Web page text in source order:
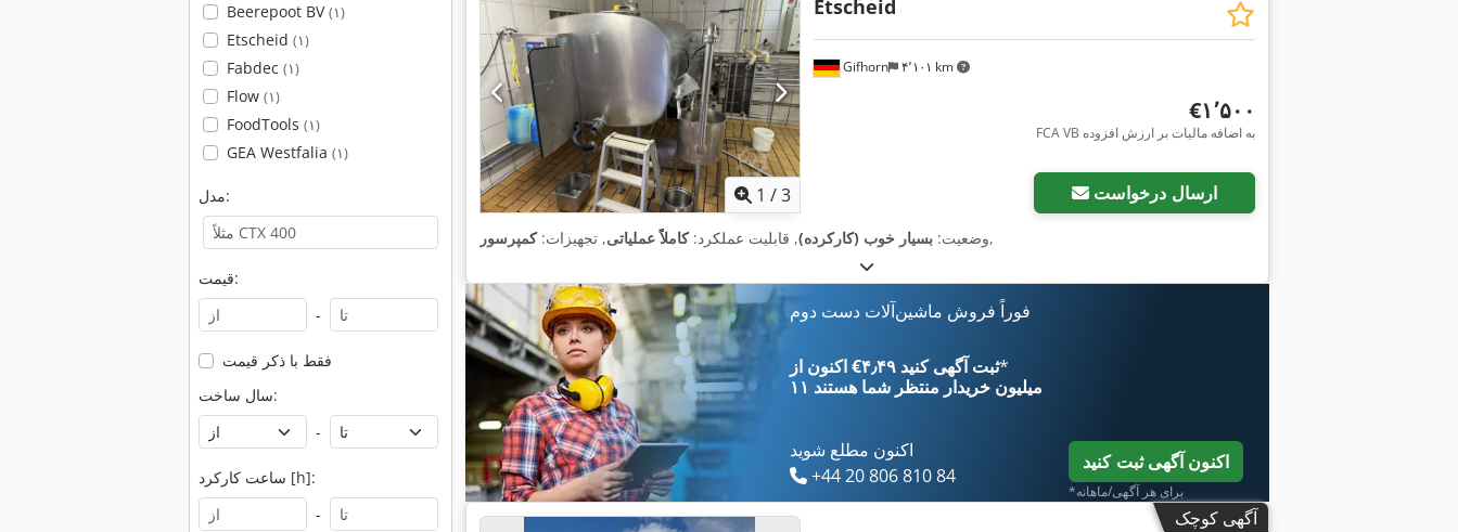
Beerepoot BV(۱)
Etscheid (۱)
Fabdec (۱)
Flow (۱)
FoodTools (۱)
GEA Westfalia (۱)
مدل:
قیمت:
-
فقط با ذکر قیمت
سال ساخت:
-
ساعت کارکرد [h]:
-
1 /3
Gifhorn ۴٬۱۰۱ km
Etscheid
‎€۱٬۵۰۰
FCA VB به اضافه مالیات بر ارزش افزوده
ارسال درخواست
وضعیت: بسیار خوب (کارکرده), قابلیت عملکرد:کاملاً عملیاتی, تجهیزات:کمپرسور ,
فوراً فروش ماشین‌آلات دست دوم
اکنون از ‎€۴٫۴۹ ثبت آگهی کنید*
۱۱ میلیون خریدار منتظر شما هستند
اکنون مطلع شوید
+44 20 806 810 84
اکنون آگهی ثبت کنید
*برای هر آگهی/ماهانه
آگهی کوچک